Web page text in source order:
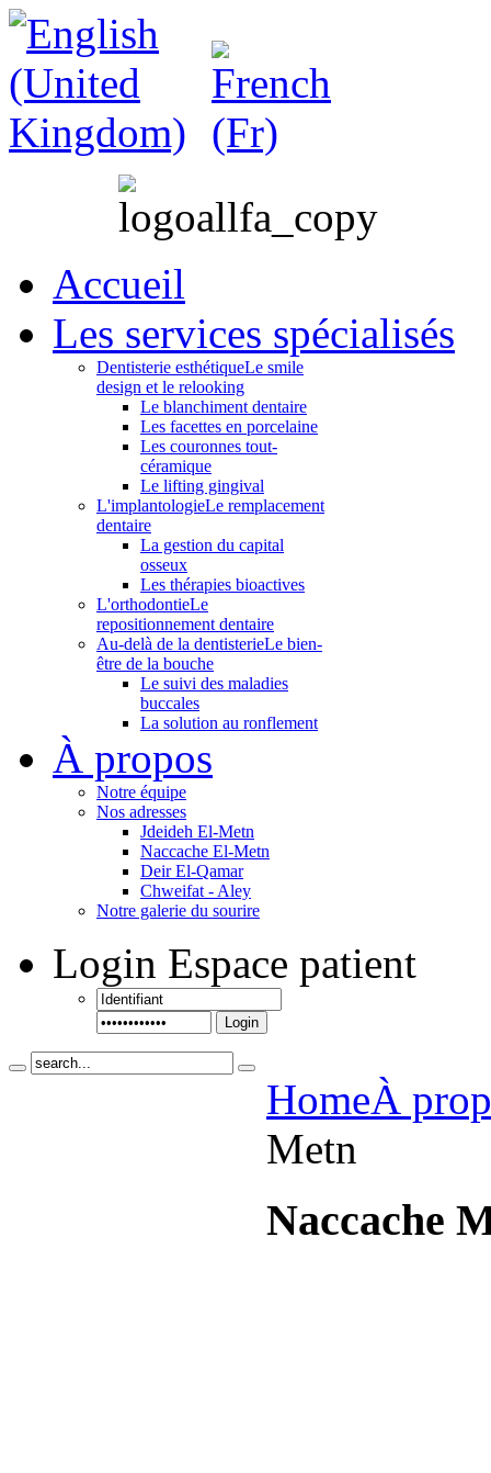
Accueil
Les services spécialisés
Dentisterie esthétiqueLe smile
design et le relooking
Le blanchiment dentaire
Les facettes en porcelaine
Les couronnes tout-
céramique
Le lifting gingival
L'implantologieLe remplacement
dentaire
La gestion du capital
osseux
Les thérapies bioactives
L'orthodontieLe
repositionnement dentaire
Au-delà de la dentisterieLe bien-
être de la bouche
Le suivi des maladies
buccales
La solution au ronflement
À propos
Notre équipe
Nos adresses
Jdeideh El-Metn
Naccache El-Metn
Deir El-Qamar
Chweifat - Aley
Notre galerie du sourire
Login Espace patient
Login
HomeÀ
Metn
Naccache